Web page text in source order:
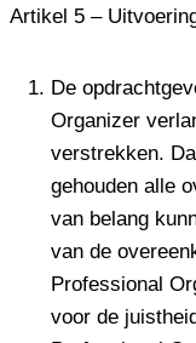
Artikel 5 –
De
Organizer
verstrekken.
gehouden alle
van belang
van de
Professional
voor de